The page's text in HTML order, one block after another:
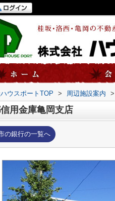
ウスポートTOP > 周辺施設案内 >
用金庫亀岡支店
の銀行の一覧へ